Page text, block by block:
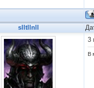
slltllnll
3
В